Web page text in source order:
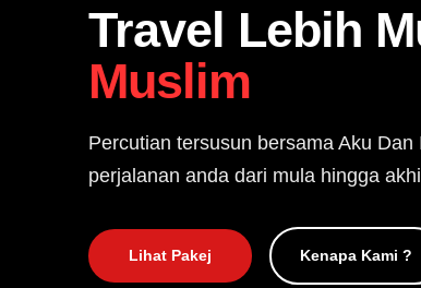
Travel Lebih
Muslim
Percutian tersusun bersama Aku
perjalanan anda dari mula hingga
Lihat Pakej Kenapa Kami ?